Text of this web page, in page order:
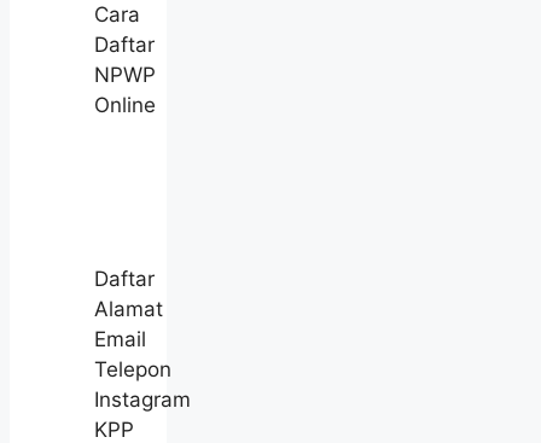
Cara
Daftar
NPWP
Online
Daftar
Alamat
Email
Telepon
Instagram
KPP